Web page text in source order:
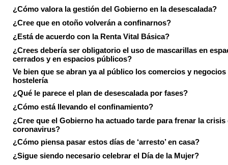
¿Cómo valora la gestión del Gobierno en la desescalada?
¿Cree que en otoño volverán a confinarnos?
¿Está de acuerdo con la Renta Vital Básica?
¿Crees debería ser obligatorio el uso de mascarillas en
cerrados y en espacios públicos?
Ve bien que se abran ya al público los comercios y negocios
hostelería
¿Qué le parece el plan de desescalada por fases?
¿Cómo está llevando el confinamiento?
¿Cree que el Gobierno ha actuado tarde para frenar la crisis
coronavirus?
¿Cómo piensa pasar estos días de ‘arresto’ en casa?
¿Sigue siendo necesario celebrar el Día de la Mujer?